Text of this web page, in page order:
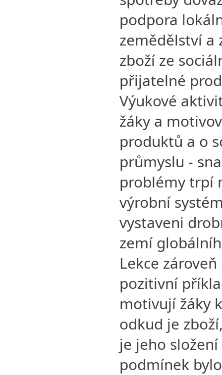
podpora
zemědělství a
zboží ze
přijatelné
Výukové
žáky a
produktů a o
průmyslu -
problémy trpí
výrobní
vystaveni
zemí
Lekce
pozitivní
motivují žáky
odkud je
je jeho
podmínek